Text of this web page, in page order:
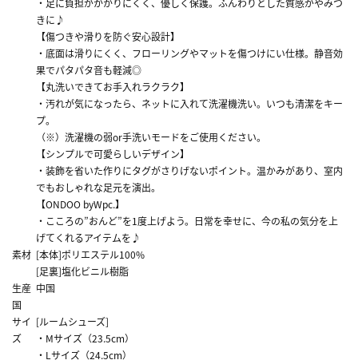
・足に負担がかかりにくく、優しく保護。ふんわりとした質感がやみつ
きに♪
【傷つきや滑りを防ぐ安心設計】
・底面は滑りにくく、フローリングやマットを傷つけにい仕様。静音効
果でパタパタ音も軽減◎
【丸洗いできてお手入れラクラク】
・汚れが気になったら、ネットに入れて洗濯機洗い。いつも清潔をキー
プ。
（※）洗濯機の弱or手洗いモードをご使用ください。
【シンプルで可愛らしいデザイン】
・装飾を省いた作りにタグがさりげないポイント。温かみがあり、室内
でもおしゃれな足元を演出。
【ONDOO byWpc.】
・こころの”おんど”を1度上げよう。日常を幸せに、今の私の気分を上
げてくれるアイテムを♪
素材 [本体]ポリエステル100%
[足裏]塩化ビニル樹脂
生産
国
中国
サイ
ズ
[ルームシューズ]
・Mサイズ（23.5cm）
・Lサイズ（24.5cm）